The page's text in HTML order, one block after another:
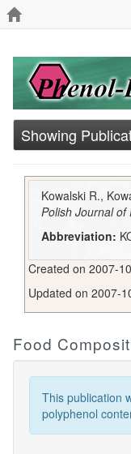
Showing
Kowalski R.,
Polish Journal
Abbreviation:
Created on 2007-
Updated on 2007-
Food
This publication
polyphenol